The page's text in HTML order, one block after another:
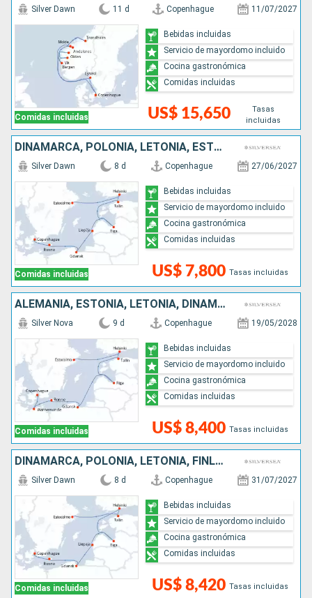
Comidas incluidas
Silver Dawn 11 d Copenhague 11/07/2027
US$ 15,650
Tasas
incluidas
Bebidas incluidas
Servicio de mayordomo incluido
Cocina gastronómica
Comidas incluidas
DINAMARCA, POLONIA, LETONIA, ESTONIA, FINLANDIA, SUECIA
Comidas incluidas
Silver Dawn 8 d Copenhague 27/06/2027
US$ 7,800 Tasas incluidas
Bebidas incluidas
Servicio de mayordomo incluido
Cocina gastronómica
Comidas incluidas
ALEMANIA, ESTONIA, LETONIA, DINAMARCA, SUECIA, POLONIA, FINLANDIA
Comidas incluidas
Silver Nova 9 d Copenhague 19/05/2028
US$ 8,400 Tasas incluidas
Bebidas incluidas
Servicio de mayordomo incluido
Cocina gastronómica
Comidas incluidas
DINAMARCA, POLONIA, LETONIA, FINLANDIA, ESTONIA, SUECIA
Comidas incluidas
Silver Dawn 8 d Copenhague 31/07/2027
US$ 8,420 Tasas incluidas
Bebidas incluidas
Servicio de mayordomo incluido
Cocina gastronómica
Comidas incluidas